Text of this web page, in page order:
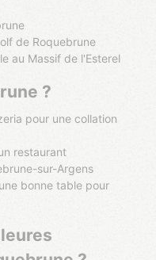
de Roquebrune
au Massif de l'Esterel
?
pour une collation
restaurant
sur-Argens
bonne table pour